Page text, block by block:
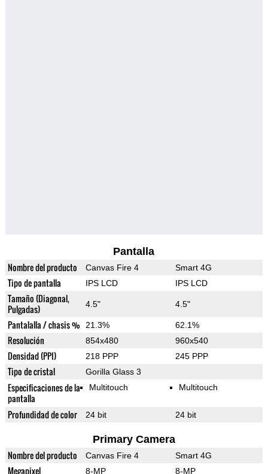
Pantalla
Nombre del producto Canvas Fire 4 Smart 4G
Tipo de pantalla IPS LCD IPS LCD
Tamaño (Diagonal,
Pulgadas)
4.5" 4.5"
Pantalalla / chasis % 21.3% 62.1%
Resolución 854x480 960x540
Densidad (PPI) 218 PPP 245 PPP
Tipo de cristal Gorilla Glass 3
Especificaciones de la
pantalla
Multitouch Multitouch
Profundidad de color 24 bit 24 bit
Primary Camera
Nombre del producto Canvas Fire 4 Smart 4G
Megapixel 8-MP 8-MP